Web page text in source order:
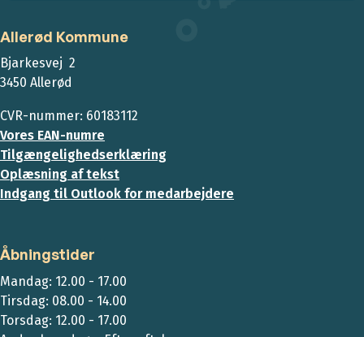
Allerød Kommune
Bjarkesvej 2
3450 Allerød
CVR-nummer: 60183112
Vores EAN-numre
Tilgængelighedserklæring
Oplæsning af tekst
Indgang til Outlook for medarbejdere
Åbningstider
Mandag: 12.00 - 17.00
Tirsdag: 08.00 - 14.00
Torsdag: 12.00 - 17.00